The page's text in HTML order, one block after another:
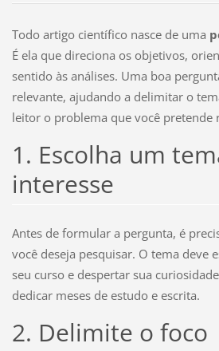
Todo artigo científico nasce de uma
É ela que direciona os objetivos,
sentido às análises. Uma boa
relevante, ajudando a delimitar o
leitor o problema que você pretende
1. Escolha um
interesse
Antes de formular a pergunta, é
você deseja pesquisar. O tema deve
seu curso e despertar sua
dedicar meses de estudo e escrita.
2. Delimite o foco